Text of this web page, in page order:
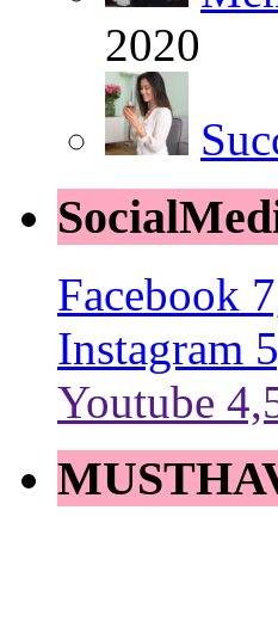
2020
Facebook
Instagram
Youtube